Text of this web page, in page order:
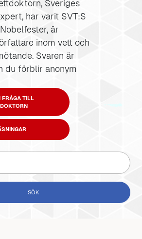
Sveriges
har varit SVT:S
är
inom vett och
Svaren är
du förblir anonym
FRÅGA TILL